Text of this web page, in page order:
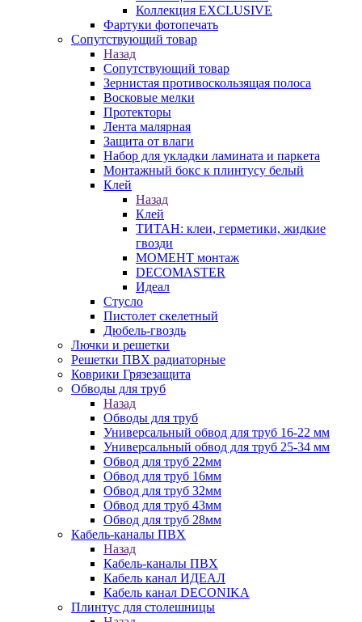
Коллекция EXCLUSIVE
Фартуки фотопечать
Сопутствующий товар
Назад
Сопутствующий товар
Зернистая противоскользящая полоса
Восковые мелки
Протекторы
Лента малярная
Защита от влаги
Набор для укладки ламината и паркета
Монтажный бокс к плинтусу белый
Клей
Назад
Клей
ТИТАН: клеи, герметики, жидкие
гвозди
МОМЕНТ монтаж
DECOMASTER
Идеал
Стусло
Пистолет скелетный
Дюбель-гвоздь
Лючки и решетки
Решетки ПВХ радиаторные
Коврики Грязезащита
Обводы для труб
Назад
Обводы для труб
Универсальный обвод для труб 16-22 мм
Универсальный обвод для труб 25-34 мм
Обвод для труб 22мм
Обвод для труб 16мм
Обвод для труб 32мм
Обвод для труб 43мм
Обвод для труб 28мм
Кабель-каналы ПВХ
Назад
Кабель-каналы ПВХ
Кабель канал ИДЕАЛ
Кабель канал DECONIKA
Плинтус для столешницы